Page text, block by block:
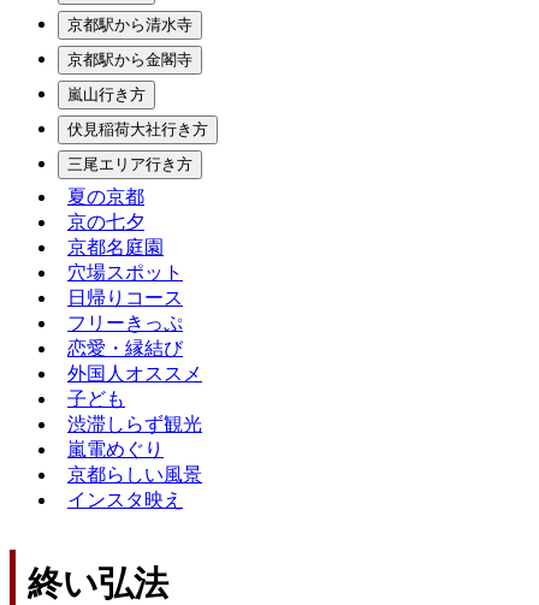
京都駅から清水寺
京都駅から金閣寺
嵐山行き方
伏見稲荷大社行き方
三尾エリア行き方
夏の京都
京の七夕
京都名庭園
穴場スポット
日帰りコース
フリーきっぷ
恋愛・縁結び
外国人オススメ
子ども
渋滞しらず観光
嵐電めぐり
京都らしい風景
インスタ映え
終い弘法